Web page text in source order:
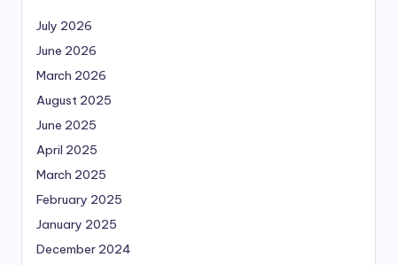
July 2026
June 2026
March 2026
August 2025
June 2025
April 2025
March 2025
February 2025
January 2025
December 2024